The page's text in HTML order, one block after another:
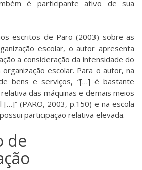
é participante ativo de sua
escritos de Paro (2003) sobre as
escolar, o autor apresenta
a consideração da intensidade do
escolar. Para o autor, na
bens e serviços, “[…] é bastante
das máquinas e demais meios
(PARO, 2003, p.150) e na escola
participação relativa elevada.
de